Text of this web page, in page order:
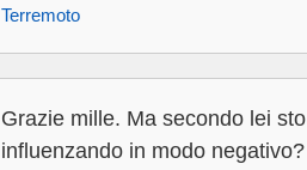
Terremoto
Grazie mille. Ma secondo lei sto
influenzando in modo negativo?